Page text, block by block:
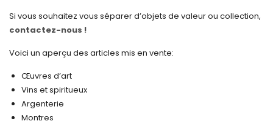
décembre 2024
novembre 2024
octobre 2024
septembre 2024
août 2024
Si vous souhaitez vous séparer d’objets de valeur ou collection,
contactez-nous !
Voici un aperçu des articles mis en vente:
Œuvres d’art
Vins et spiritueux
Argenterie
Montres